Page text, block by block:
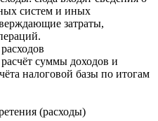
систем и иных
затраты,
суммы доходов и
налоговой базы по итогам
(расходы)